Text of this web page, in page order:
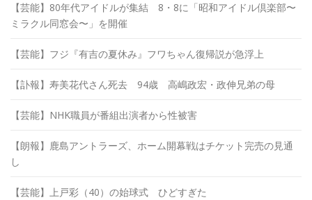
【芸能】80年代アイドルが集結 8・8に「昭和アイドル倶楽部〜
ミラクル同窓会〜」を開催
【芸能】フジ『有吉の夏休み』フワちゃん復帰説が急浮上
【訃報】寿美花代さん死去 94歳 高嶋政宏・政伸兄弟の母
【芸能】NHK職員が番組出演者から性被害
【朗報】鹿島アントラーズ、ホーム開幕戦はチケット完売の見通
し
【芸能】上戸彩（40）の始球式 ひどすぎた